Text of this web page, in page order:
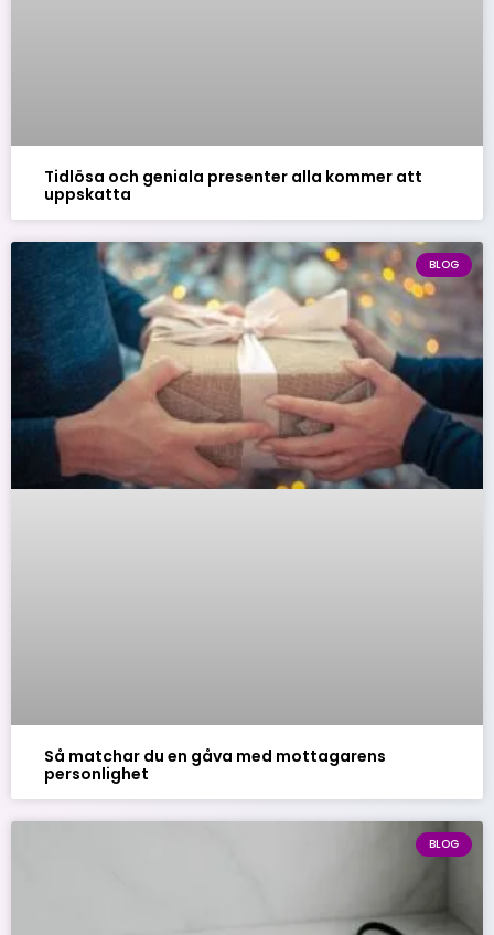
Tidlösa och geniala presenter alla kommer att
uppskatta
BLOG
Så matchar du en gåva med mottagarens
personlighet
BLOG